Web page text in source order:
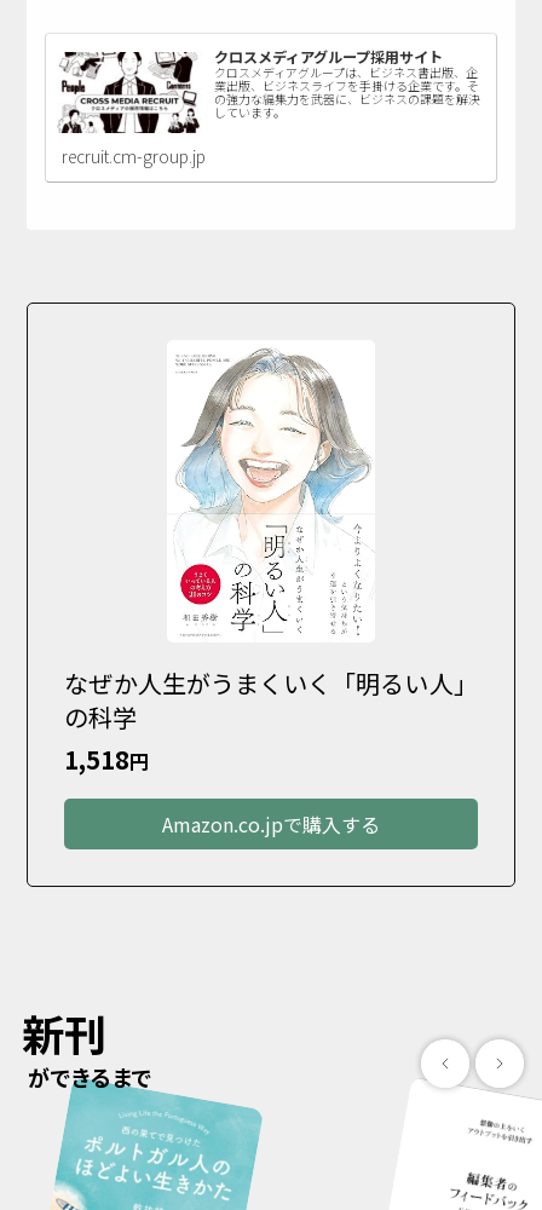
クロスメディアグループ採用サイト
クロスメディアグループは、ビジネス書出版、企
業出版、ビジネスライフを手掛ける企業です。そ
の強力な編集力を武器に、ビジネスの課題を解決
しています。
recruit.cm-group.jp
なぜか人生がうまくいく「明るい人」
の科学
1,518円
Amazon.co.jpで購入する
新刊
ができるまで